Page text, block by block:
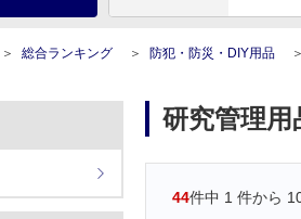
総合ランキング 防犯・防災・DIY用品
研究管理
44件中 1 件から